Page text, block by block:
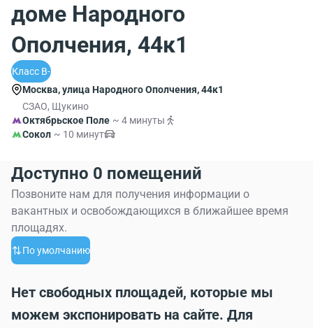
доме Народного
Ополчения, 44к1
Класс B-
Москва, улица Народного Ополчения, 44к1
СЗАО, Щукино
Октябрьское Поле ~ 4 минуты
Сокол ~ 10 минут
Доступно 0 помещений
Позвоните нам для получения информации о
вакантных и освобождающихся в ближайшее время
площадях.
По умолчанию
Нет свободных площадей, которые мы
можем экспонировать на сайте. Для